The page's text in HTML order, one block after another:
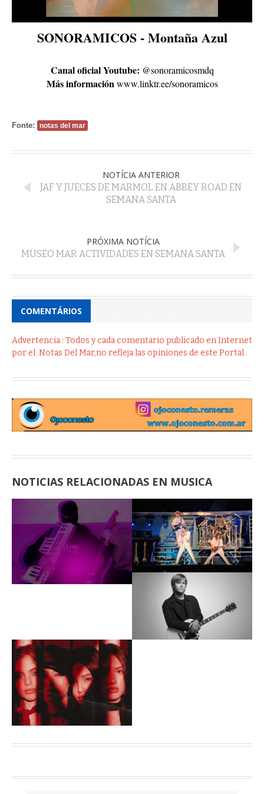
SONORAMICOS - Montaña Azul
Canal oficial Youtube: @sonoramicosmdq
Más informaciónwww.linktr.ee/sonoramicos
Fonte: notas del mar
NOTÍCIA ANTERIOR
JAF Y JUECES DE MARMOL EN ABBEY ROAD EN
SEMANA SANTA
PRÓXIMA NOTÍCIA
MUSEO MAR ACTIVIDADES EN SEMANA SANTA
COMENTÁRIOS
Advertencia : Todos y cada comentario publicado en Internet
por el .Notas Del Mar,no refleja las opiniones de este Portal .
NOTICIAS RELACIONADAS EN MUSICA